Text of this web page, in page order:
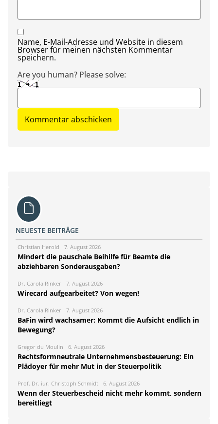
Name, E-Mail-Adresse und Website in diesem
Browser für meinen nächsten Kommentar
speichern.
Are you human? Please solve:
NEUESTE BEITRÄGE
Christian Herold 7. August 2026
Mindert die pauschale Beihilfe für Beamte die
abziehbaren Sonderausgaben?
Dr. Carola Rinker 7. August 2026
Wirecard aufgearbeitet? Von wegen!
Dr. Carola Rinker 7. August 2026
BaFin wird wachsamer: Kommt die Aufsicht endlich in
Bewegung?
Gregor du Moulin 6. August 2026
Rechtsformneutrale Unternehmensbesteuerung: Ein
Plädoyer für mehr Mut in der Steuerpolitik
Prof. Dr. iur. Christoph Schmidt 6. August 2026
Wenn der Steuerbescheid nicht mehr kommt, sondern
bereitliegt